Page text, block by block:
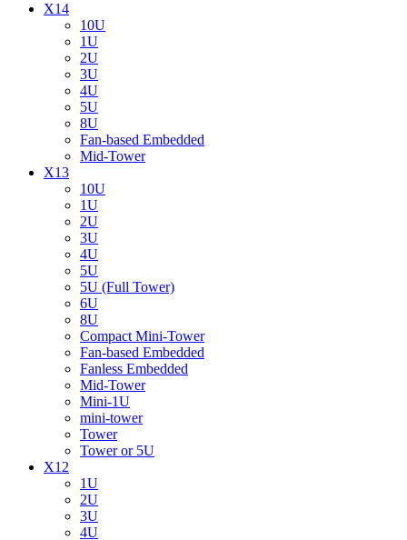
X14
10U
1U
2U
3U
4U
5U
8U
Fan-based Embedded
Mid-Tower
X13
10U
1U
2U
3U
4U
5U
5U (Full Tower)
6U
8U
Compact Mini-Tower
Fan-based Embedded
Fanless Embedded
Mid-Tower
Mini-1U
mini-tower
Tower
Tower or 5U
X12
1U
2U
3U
4U